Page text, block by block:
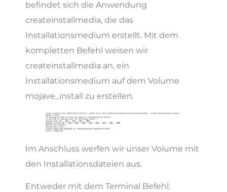
befindet sich die Anwendung
createinstallmedia, die das
Installationsmedium erstellt. Mit dem
kompletten Befehl weisen wir
createinstallmedia an, ein
Installationsmedium auf dem Volume
mojave_install zu erstellen.
Im Anschluss werfen wir unser Volume mit
den Installationsdateien aus.
Entweder mit dem Terminal Befehl: